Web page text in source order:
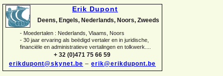
Erik Dupont
Deens, Engels, Nederlands, Noors, Zweeds
- Moedertalen : Nederlands, Vlaams, Noors
- 30 jaar ervaring als beëdigd vertaler en in juridische,
financiële en administratieve vertalingen en tolkwerk....
+ 32 (0)471 75 66 59
erikdupont@skynet.be – erik@erikdupont.be